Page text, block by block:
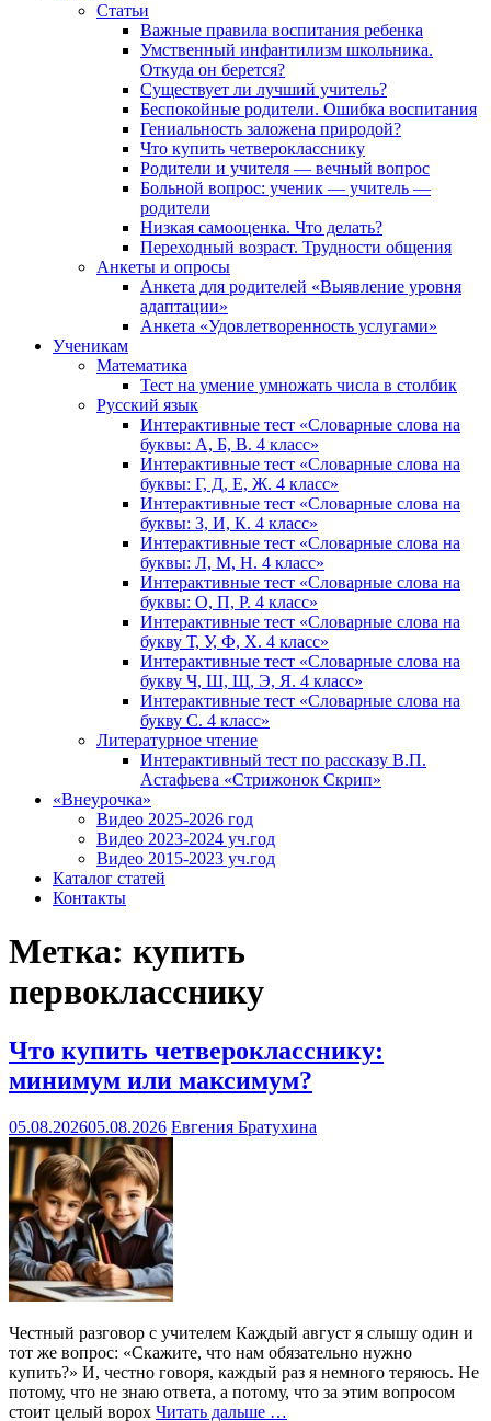
Статьи
Важные правила воспитания ребенка
Умственный инфантилизм школьника.
Откуда он берется?
Существует ли лучший учитель?
Беспокойные родители. Ошибка воспитания
Гениальность заложена природой?
Что купить четверокласснику
Родители и учителя — вечный вопрос
Больной вопрос: ученик — учитель —
родители
Низкая самооценка. Что делать?
Переходный возраст. Трудности общения
Анкеты и опросы
Анкета для родителей «Выявление уровня
адаптации»
Анкета «Удовлетворенность услугами»
Ученикам
Математика
Тест на умение умножать числа в столбик
Русский язык
Интерактивные тест «Словарные слова на
буквы: А, Б, В. 4 класс»
Интерактивные тест «Словарные слова на
буквы: Г, Д, Е, Ж. 4 класс»
Интерактивные тест «Словарные слова на
буквы: З, И, К. 4 класс»
Интерактивные тест «Словарные слова на
буквы: Л, М, Н. 4 класс»
Интерактивные тест «Словарные слова на
буквы: О, П, Р. 4 класс»
Интерактивные тест «Словарные слова на
букву Т, У, Ф, Х. 4 класс»
Интерактивные тест «Словарные слова на
букву Ч, Ш, Щ, Э, Я. 4 класс»
Интерактивные тест «Словарные слова на
букву С. 4 класс»
Литературное чтение
Интерактивный тест по рассказу В.П.
Астафьева «Стрижонок Скрип»
«Внеурочка»
Видео 2025-2026 год
Видео 2023-2024 уч.год
Видео 2015-2023 уч.год
Каталог статей
Контакты
Метка: купить
первокласснику
Что купить четверокласснику:
минимум или максимум?
05.08.202605.08.2026 Евгения Братухина
Честный разговор с учителем Каждый август я слышу один и
тот же вопрос: «Скажите, что нам обязательно нужно
купить?» И, честно говоря, каждый раз я немного теряюсь. Не
потому, что не знаю ответа, а потому, что за этим вопросом
стоит целый ворох Читать дальше …